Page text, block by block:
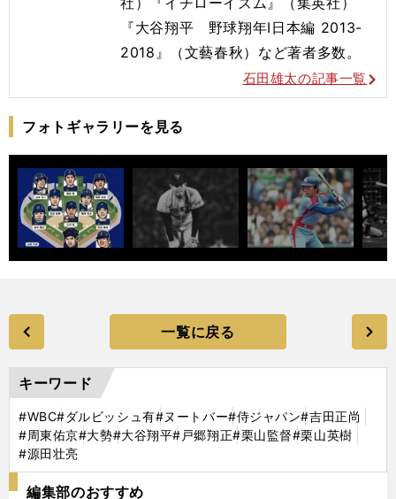
『大谷翔平 野球翔年Ⅰ日本編 2013-
2018』（文藝春秋）など著者多数。
石田雄太の記事一覧
フォトギャラリーを見る
一覧に戻る
キーワード
#WBC#ダルビッシュ有#ヌートバー#侍ジャパン#吉田正尚
#周東佑京#大勢#大谷翔平#戸郷翔正#栗山監督#栗山英樹
#源田壮亮
編集部のおすすめ